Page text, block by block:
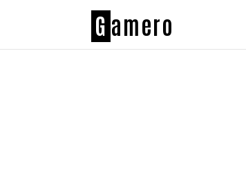
G amero